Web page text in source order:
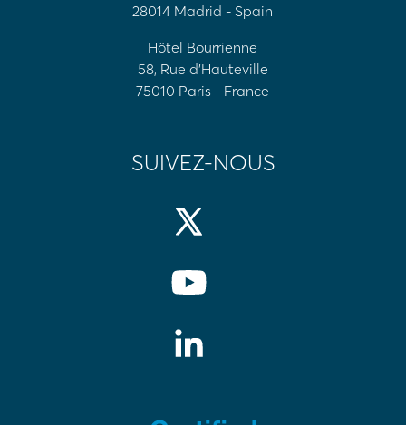
28014 Madrid - Spain
Hôtel Bourrienne
58, Rue d'Hauteville
75010 Paris - France
SUIVEZ-NOUS